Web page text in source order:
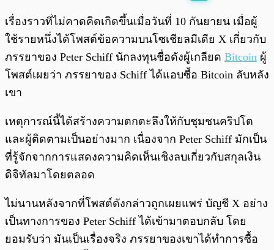
พร้อมเล่น 0:00
เรื่องราวที่ไม่คาดคิดเกิดขึ้นเมื่อวันที่ 10 กันยายน เมื่อผู้
ใช้รายหนึ่งได้โพสต์ข้อความบนโซเชียลมีเดีย X เกี่ยวกับ
ภรรยาของ Peter Schiff นักลงทุนชื่อดังผู้เกลียด Bitcoin ผู้
โพสต์เผยว่า ภรรยาของ Schiff ได้แอบซื้อ Bitcoin ลับหลัง
เขา
เหตุการณ์นี้ได้สร้างความตกตะลึงให้กับชุมชนคริปโต
และผู้ติดตามเป็นอย่างมาก เนื่องจาก Peter Schiff มักเป็น
ที่รู้จักจากการแสดงความคิดเห็นเชิงลบเกี่ยวกับสกุลเงิน
ดิจิทัลมาโดยตลอด
ไม่นานหลังจากที่โพสต์ดังกล่าวถูกเผยแพร่ บัญชี X อย่าง
เป็นทางการของ Peter Schiff ได้เข้ามาตอบกลับ โดย
ยอมรับว่า มันเป็นเรื่องจริง ภรรยาของเขาได้ทำการซื้อ